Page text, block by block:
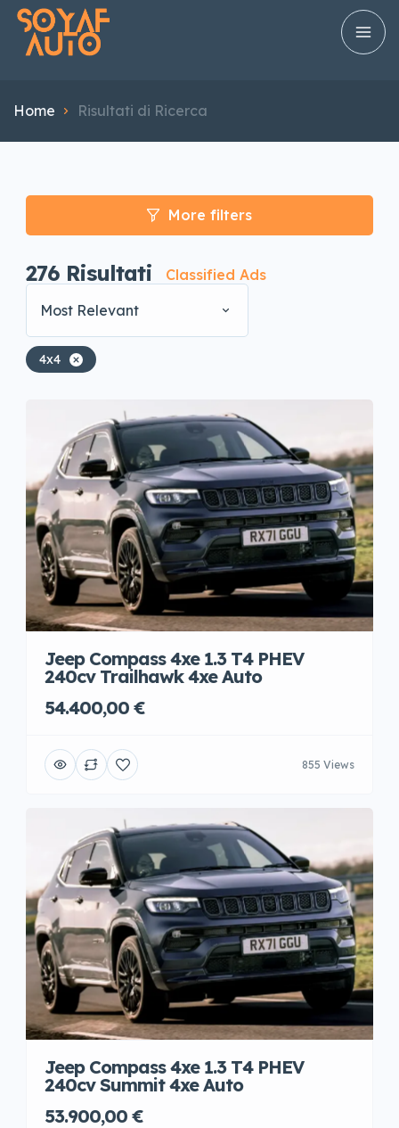
Home Risultati di Ricerca
More filters
276 Risultati
Classified Ads
Most Relevant
4x4
Jeep Compass 4xe 1.3 T4 PHEV
240cv Trailhawk 4xe Auto
54.400,00 €
855 Views
Jeep Compass 4xe 1.3 T4 PHEV
240cv Summit 4xe Auto
53.900,00 €